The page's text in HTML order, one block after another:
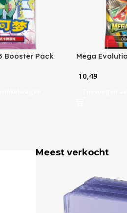
Booster Pack Mega
10,49
Meest verkocht